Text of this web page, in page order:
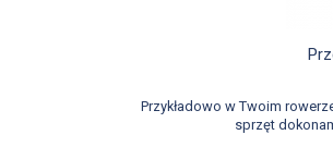
Przykładowo w Twoim
sprzęt